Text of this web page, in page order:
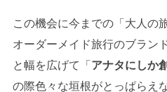
この機会に今までの「大人の
オーダーメイド旅行のブラン
と幅を広げて「 アナタにしか
の際色々な垣根がとっぱらえ